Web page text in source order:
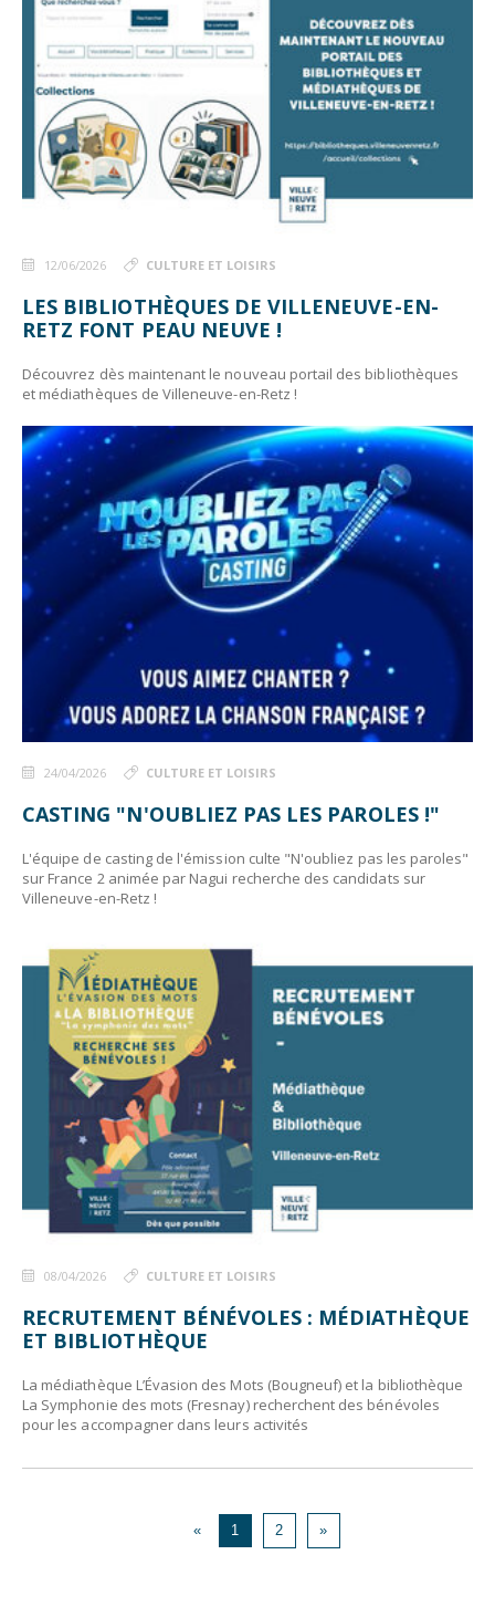
12/06/2026 CULTURE ET LOISIRS
LES BIBLIOTHÈQUES DE VILLENEUVE-EN-
RETZ FONT PEAU NEUVE !
Découvrez dès maintenant le nouveau portail des bibliothèques
et médiathèques de Villeneuve-en-Retz !
24/04/2026 CULTURE ET LOISIRS
CASTING "N'OUBLIEZ PAS LES PAROLES !"
L'équipe de casting de l'émission culte "N'oubliez pas les paroles"
sur France 2 animée par Nagui recherche des candidats sur
Villeneuve-en-Retz !
08/04/2026 CULTURE ET LOISIRS
RECRUTEMENT BÉNÉVOLES : MÉDIATHÈQUE
ET BIBLIOTHÈQUE
La médiathèque L’Évasion des Mots (Bougneuf) et la bibliothèque
La Symphonie des mots (Fresnay) recherchent des bénévoles
pour les accompagner dans leurs activités
« 1 2 »